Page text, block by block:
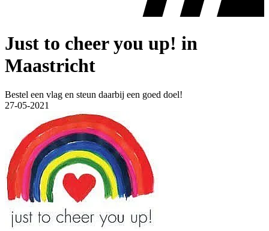
Just to cheer you up! in
Maastricht
Bestel een vlag en steun daarbij een goed doel!
27-05-2021